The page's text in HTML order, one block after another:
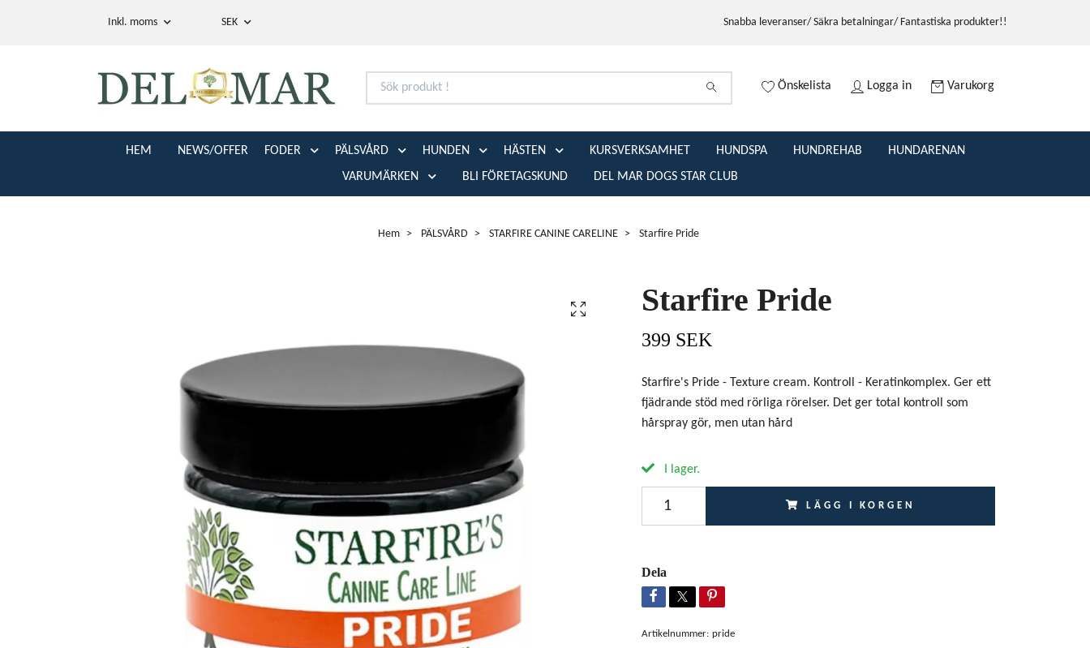
Inkl. moms SEK Snabba leveranser/ Säkra betalningar/ Fantastiska produkter!!
Önskelista Logga in Varukorg
HEM NEWS/OFFER FODER PÄLSVÅRD HUNDEN HÄSTEN KURSVERKSAMHET HUNDSPA HUNDREHAB
HUNDARENAN
VARUMÄRKEN
BLI FÖRETAGSKUND DEL MAR DOGS STAR CLUB
Hem PÄLSVÅRD STARFIRE CANINE CARELINE Starfire Pride
Starfire Pride
399 SEK
Starfire's Pride - Texture cream. Kontroll - Keratinkomplex. Ger ett
fjädrande stöd med rörliga rörelser. Det ger total kontroll som
hårspray gör, men utan hård
I lager.
LÄGG I KORGEN
Dela
Artikelnummer: pride